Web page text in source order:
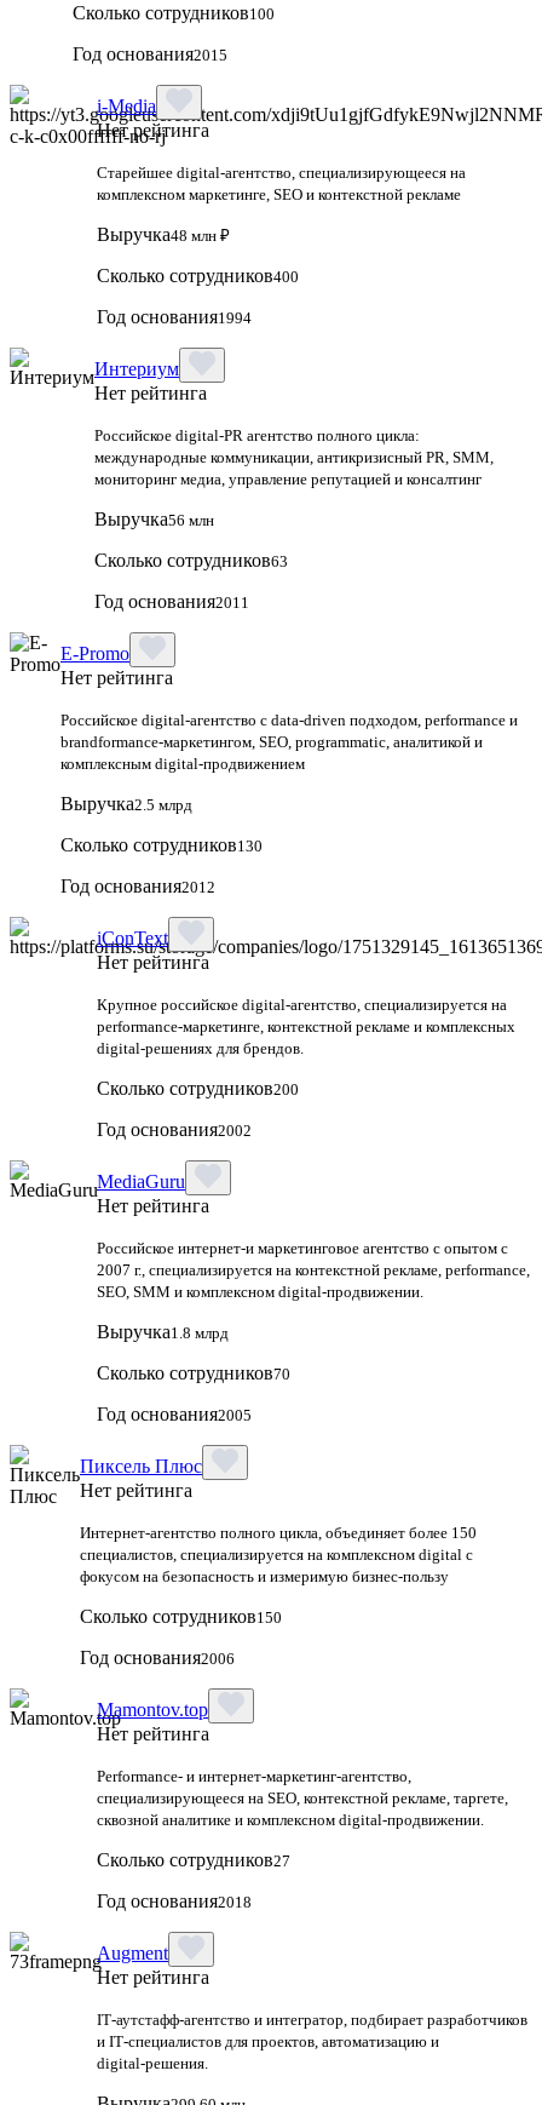
Сколько сотрудников100
Год основания2015
i-Media
Нет рейтинга
Старейшее digital-агентство, специализирующееся на
комплексном маркетинге, SEO и контекстной рекламе
Выручка48 млн ₽
Сколько сотрудников400
Год основания1994
Интериум
Нет рейтинга
Российское digital-PR агентство полного цикла:
международные коммуникации, антикризисный PR, SMM,
мониторинг медиа, управление репутацией и консалтинг
Выручка56 млн
Сколько сотрудников63
Год основания2011
E-Promo
Нет рейтинга
Российское digital-агентство с data-driven подходом, performance и
brandformance-маркетингом, SEO, programmatic, аналитикой и
комплексным digital-продвижением
Выручка2.5 млрд
Сколько сотрудников130
Год основания2012
iConText
Нет рейтинга
Крупное российское digital-агентство, специализируется на
performance-маркетинге, контекстной рекламе и комплексных
digital-решениях для брендов.
Сколько сотрудников200
Год основания2002
MediaGuru
Нет рейтинга
Российское интернет-и маркетинговое агентство с опытом с
2007 г., специализируется на контекстной рекламе, performance,
SEO, SMM и комплексном digital-продвижении.
Выручка1.8 млрд
Сколько сотрудников70
Год основания2005
Пиксель Плюс
Нет рейтинга
Интернет-агентство полного цикла, объединяет более 150
специалистов, специализируется на комплексном digital с
фокусом на безопасность и измеримую бизнес-пользу
Сколько сотрудников150
Год основания2006
Mamontov.top
Нет рейтинга
Performance‑ и интернет‑маркетинг‑агентство,
специализирующееся на SEO, контекстной рекламе, таргете,
сквозной аналитике и комплексном digital‑продвижении.
Сколько сотрудников27
Год основания2018
Augment
Нет рейтинга
IT‑аутстафф‑агентство и интегратор, подбирает разработчиков
и IT‑специалистов для проектов, автоматизацию и
digital‑решения.